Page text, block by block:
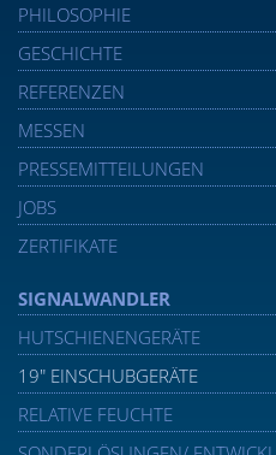
PHILOSOPHIE
GESCHICHTE
REFERENZEN
MESSEN
PRESSEMITTEILUNGEN
JOBS
ZERTIFIKATE
SIGNALWANDLER
HUTSCHIENENGERÄTE
19″ EINSCHUBGERÄTE
RELATIVE FEUCHTE